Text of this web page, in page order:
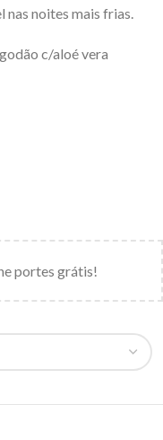
noites mais frias.
c/aloé vera
portes grátis!